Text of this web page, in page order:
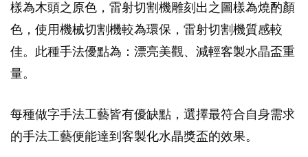
樣為木頭之原色，雷射切割機雕刻出之圖樣為燒酌顏
色，使用機械切割機較為環保，雷射切割機質感較
佳。此種手法優點為：漂亮美觀、減輕客製水晶盃重
量。
每種做字手法工藝皆有優缺點，選擇最符合自身需求
的手法工藝便能達到客製化水晶獎盃的效果。